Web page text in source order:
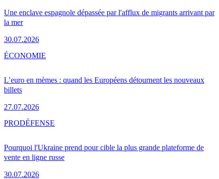
Une enclave espagnole dépassée par l'afflux de migrants arrivant par
la mer
30.07.2026
L’euro en mèmes : quand les Européens détournent les nouveaux
billets
27.07.2026
ÉCONOMIE
Pourquoi l'Ukraine prend pour cible la plus grande plateforme de
vente en ligne russe
30.07.2026
PRODÉFENSE